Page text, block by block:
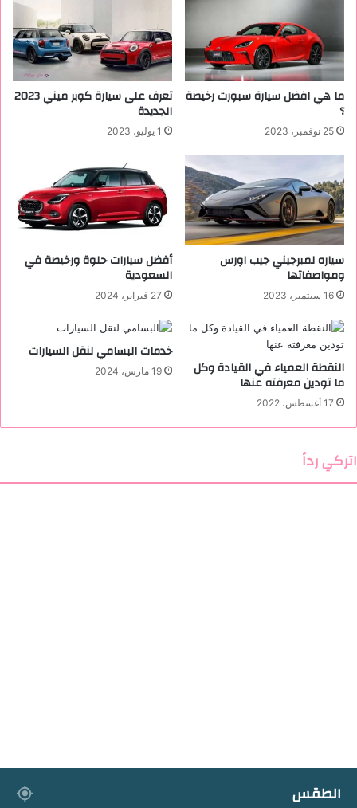
خ
ل
ي
ة
و
م
ي
ا
ا
ل
م
ي
م
ا
ل
د
ا
خ
ي
ا
س
ر
ب
ل
س
ي
ا
ة
ما هي افضل سيارة سبورت رخيصة
؟
25 نوفمبر، 2023
تعرف على سيارة كوبر ميني 2023
الجديدة
1 يوليو، 2023
سياره لمبرجيني جيب اورس
ومواصفاتها
16 سبتمبر، 2023
أفضل سيارات حلوة ورخيصة في
السعودية
27 فبراير، 2024
النقطة العمياء في القيادة وكل
ما تودين معرفته عنها
17 أغسطس، 2022
خدمات البسامي لنقل السيارات
19 مارس، 2024
اتركي رداً
الطقس